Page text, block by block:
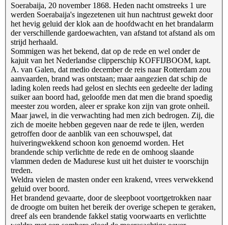
Soerabaija, 20 november 1868. Heden nacht omstreeks 1 ure
werden Soerabaija's ingezetenen uit hun nachtrust gewekt door
het hevig geluid der klok aan de hoofdwacht en het brandalarm
der verschillende gardoewachten, van afstand tot afstand als om
strijd herhaald.
Sommigen was het bekend, dat op de rede en wel onder de
kajuit van het Nederlandse clipperschip KOFFIJBOOM, kapt.
A. van Galen, dat medio december de reis naar Rotterdam zou
aanvaarden, brand was ontstaan; maar aangezien dat schip de
lading kolen reeds had gelost en slechts een gedeelte der lading
suiker aan boord had, geloofde men dat men die brand spoedig
meester zou worden, aleer er sprake kon zijn van grote onheil.
Maar jawel, in die verwachting had men zich bedrogen. Zij, die
zich de moeite hebben gegeven naar de rede te ijlen, werden
getroffen door de aanblik van een schouwspel, dat
huiveringwekkend schoon kon genoemd worden. Het
brandende schip verlichtte de rede en de omhoog slaande
vlammen deden de Madurese kust uit het duister te voorschijn
treden.
Weldra vielen de masten onder een krakend, vrees verwekkend
geluid over boord.
Het brandend gevaarte, door de sleepboot voortgetrokken naar
de droogte om buiten het bereik der overige schepen te geraken,
dreef als een brandende fakkel statig voorwaarts en verlichtte